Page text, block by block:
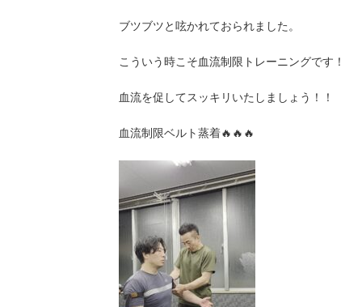
ブツブツと呟かれておられました。
こういう時こそ血流制限トレーニングです！
血流を促してスッキリいたしましょう！！
血流制限ベルト蒸着🔥🔥🔥